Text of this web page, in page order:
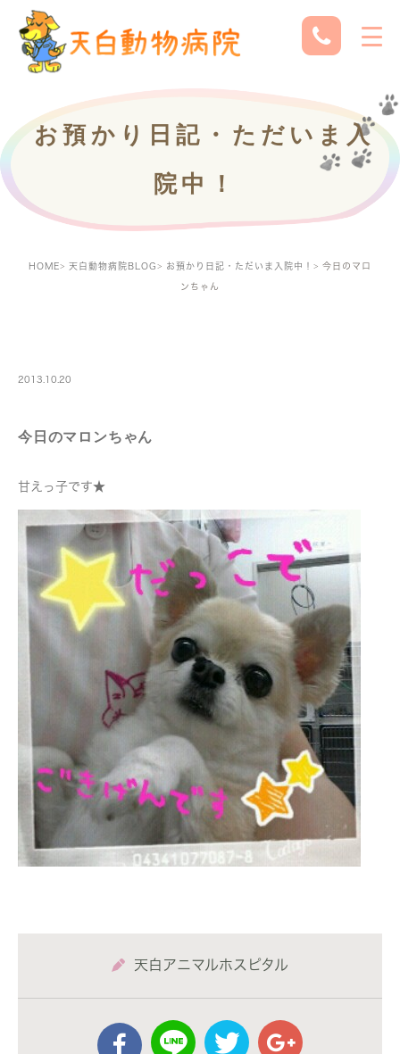
お預かり日記・ただいま入
院中！
HOME 天白動物病院BLOG お預かり日記・ただいま入院中！ 今日のマロ
ンちゃん
2013.10.20
今日のマロンちゃん
甘えっ子です★
天白アニマルホスピタル